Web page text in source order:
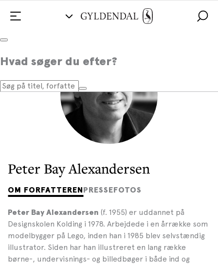
Hvad søger du efter?
Peter Bay Alexandersen
OM FORFATTERENPRESSEFOTOS
Peter Bay Alexandersen (f. 1955) er uddannet på
Designskolen Kolding i 1978. Arbejdede i en årrække som
modelbygger på Lego, inden han i 1985 blev selvstændig
illustrator. Siden har han illustreret en lang række
børne-, undervisnings- og billedbøger i både ind og